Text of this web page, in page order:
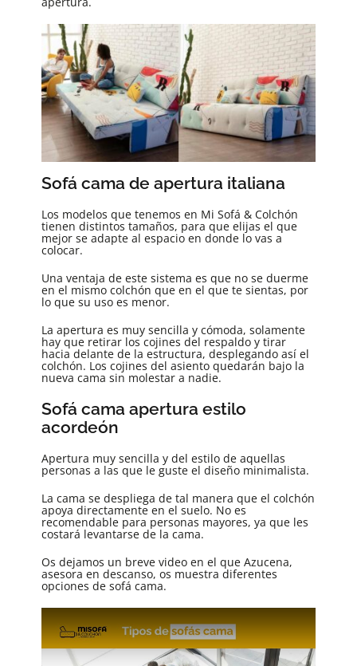
Sofá cama de apertura italiana
Los modelos que tenemos en Mi Sofá & Colchón
tienen distintos tamaños, para que elijas el que
mejor se adapte al espacio en donde lo vas a
colocar.
Una ventaja de este sistema es que no se duerme
en el mismo colchón que en el que te sientas, por
lo que su uso es menor.
La apertura es muy sencilla y cómoda, solamente
hay que retirar los cojines del respaldo y tirar
hacia delante de la estructura, desplegando así el
colchón. Los cojines del asiento quedarán bajo la
nueva cama sin molestar a nadie.
Sofá cama apertura estilo
acordeón
Apertura muy sencilla y del estilo de aquellas
personas a las que le guste el diseño minimalista.
La cama se despliega de tal manera que el colchón
apoya directamente en el suelo. No es
recomendable para personas mayores, ya que les
costará levantarse de la cama.
Os dejamos un breve video en el que Azucena,
asesora en descanso, os muestra diferentes
opciones de sofá cama.